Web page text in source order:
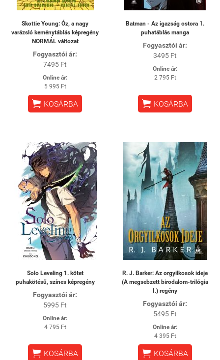
Skottie Young: Óz, a nagy
varázsló keménytáblás képregény
NORMÁL változat
Fogyasztói ár:
7495 Ft
Online ár:
5 995 Ft
 KOSÁRBA
Batman - Az igazság ostora 1.
puhatáblás manga
Fogyasztói ár:
3495 Ft
Online ár:
2 795 Ft
 KOSÁRBA
Solo Leveling 1. kötet
puhakötésű, színes képregény
Fogyasztói ár:
5995 Ft
Online ár:
4 795 Ft
 KOSÁRBA
R. J. Barker: Az orgyilkosok ideje
(A megsebzett birodalom-trilógia
I.) regény
Fogyasztói ár:
5495 Ft
Online ár:
4 395 Ft
 KOSÁRBA